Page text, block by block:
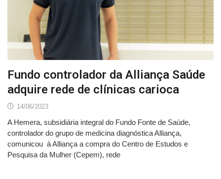
Fundo controlador da Alliança Saúde
adquire rede de clínicas carioca
14/06/2023
A Hemera, subsidiária integral do Fundo Fonte de Saúde,
controlador do grupo de medicina diagnóstica Alliança,
comunicou à Alliança a compra do Centro de Estudos e
Pesquisa da Mulher (Cepem), rede